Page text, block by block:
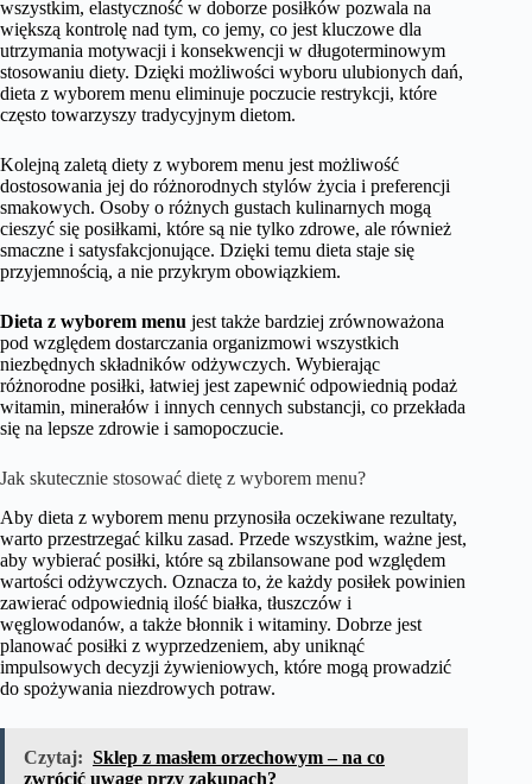
wszystkim, elastyczność w doborze posiłków pozwala na
większą kontrolę nad tym, co jemy, co jest kluczowe dla
utrzymania motywacji i konsekwencji w długoterminowym
stosowaniu diety. Dzięki możliwości wyboru ulubionych dań,
dieta z wyborem menu eliminuje poczucie restrykcji, które
często towarzyszy tradycyjnym dietom.
Kolejną zaletą diety z wyborem menu jest możliwość
dostosowania jej do różnorodnych stylów życia i preferencji
smakowych. Osoby o różnych gustach kulinarnych mogą
cieszyć się posiłkami, które są nie tylko zdrowe, ale również
smaczne i satysfakcjonujące. Dzięki temu dieta staje się
przyjemnością, a nie przykrym obowiązkiem.
Dieta z wyborem menu jest także bardziej zrównoważona
pod względem dostarczania organizmowi wszystkich
niezbędnych składników odżywczych. Wybierając
różnorodne posiłki, łatwiej jest zapewnić odpowiednią podaż
witamin, minerałów i innych cennych substancji, co przekłada
się na lepsze zdrowie i samopoczucie.
Jak skutecznie stosować dietę z wyborem menu?
Aby dieta z wyborem menu przynosiła oczekiwane rezultaty,
warto przestrzegać kilku zasad. Przede wszystkim, ważne jest,
aby wybierać posiłki, które są zbilansowane pod względem
wartości odżywczych. Oznacza to, że każdy posiłek powinien
zawierać odpowiednią ilość białka, tłuszczów i
węglowodanów, a także błonnik i witaminy. Dobrze jest
planować posiłki z wyprzedzeniem, aby uniknąć
impulsowych decyzji żywieniowych, które mogą prowadzić
do spożywania niezdrowych potraw.
Czytaj: Sklep z masłem orzechowym – na co
zwrócić uwagę przy zakupach?